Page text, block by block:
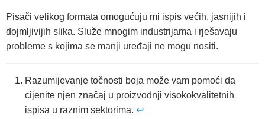
Pisači velikog formata omogućuju mi ispis većih, jasnijih i
dojmljivijih slika. Služe mnogim industrijama i rješavaju
probleme s kojima se manji uređaji ne mogu nositi.
Razumijevanje točnosti boja može vam pomoći da
cijenite njen značaj u proizvodnji visokokvalitetnih
ispisa u raznim sektorima. ↩